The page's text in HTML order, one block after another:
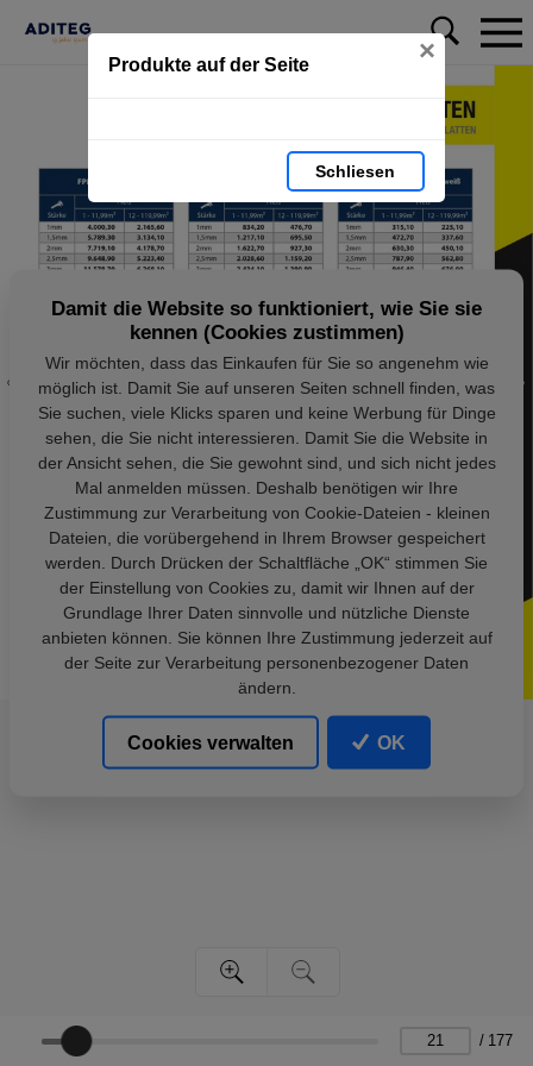
Produkte auf der Seite ×
Schliesen
/ 177
Damit die Website so funktioniert, wie Sie sie
kennen (Cookies zustimmen)
Wir möchten, dass das Einkaufen für Sie so angenehm wie
möglich ist. Damit Sie auf unseren Seiten schnell finden, was
Sie suchen, viele Klicks sparen und keine Werbung für Dinge
sehen, die Sie nicht interessieren. Damit Sie die Website in
der Ansicht sehen, die Sie gewohnt sind, und sich nicht jedes
Mal anmelden müssen. Deshalb benötigen wir Ihre
Zustimmung zur Verarbeitung von Cookie-Dateien - kleinen
Dateien, die vorübergehend in Ihrem Browser gespeichert
werden. Durch Drücken der Schaltfläche „OK“ stimmen Sie
der Einstellung von Cookies zu, damit wir Ihnen auf der
Grundlage Ihrer Daten sinnvolle und nützliche Dienste
anbieten können. Sie können Ihre Zustimmung jederzeit auf
der Seite zur Verarbeitung personenbezogener Daten
ändern.
Cookies verwalten OK